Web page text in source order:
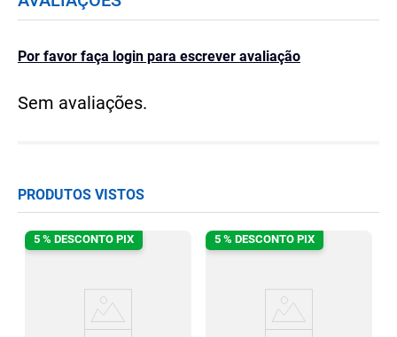
Por favor faça login para escrever avaliação
Sem avaliações.
PRODUTOS VISTOS
5 % DESCONTO PIX 5 % DESCONTO PIX